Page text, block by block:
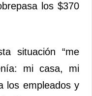
los $370
situación “me
mi casa, mi
los empleados y